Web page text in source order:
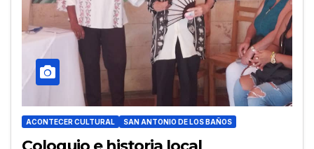
ACONTECER CULTURAL SAN ANTONIO DE LOS BAÑOS